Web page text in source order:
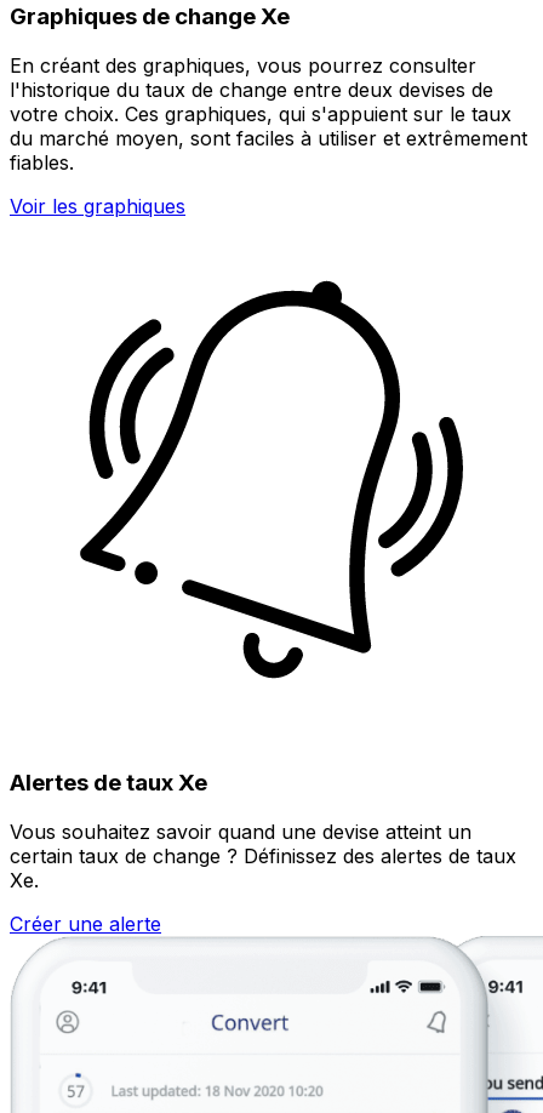
Graphiques de change Xe
En créant des graphiques, vous pourrez consulter
l'historique du taux de change entre deux devises de
votre choix. Ces graphiques, qui s'appuient sur le taux
du marché moyen, sont faciles à utiliser et extrêmement
fiables.
Voir les graphiques
Alertes de taux Xe
Vous souhaitez savoir quand une devise atteint un
certain taux de change ? Définissez des alertes de taux
Xe.
Créer une alerte